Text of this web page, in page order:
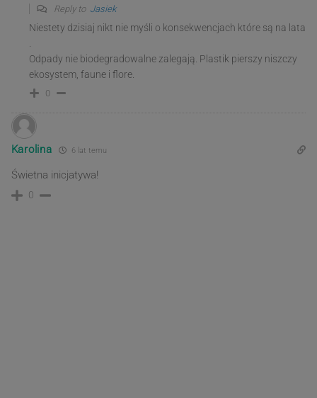
Reply to Jasiek
Niestety dzisiaj nikt nie myśli o konsekwencjach które są na lata
Odpady nie biodegradowalne zalegają. Plastik pierszy niszczy
ekosystem, faune i flore.
0
Karolina 6 lat temu
Świetna inicjatywa!
0